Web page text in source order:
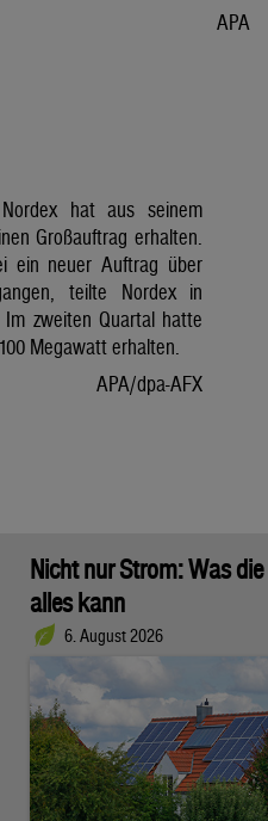
APA
Nordex hat aus seinem
Großauftrag erhalten.
ein neuer Auftrag über
teilte Nordex in
zweiten Quartal hatte
Megawatt erhalten.
APA/dpa-AFX
Nicht nur Strom: Was
alles kann
6. August 2026